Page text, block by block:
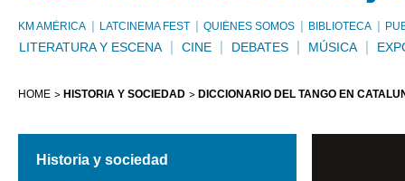
KM AMÈRICA LATCINEMA FEST QUIÉNES SOMOS BIBLIOTECA
LITERATURA Y ESCENA CINE DEBATES MÚSICA
HOME HISTORIA Y SOCIEDAD DICCIONARIO DEL TANGO EN
Historia y sociedad